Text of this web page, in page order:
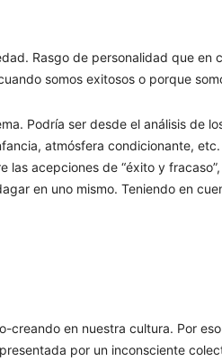
Rasgo de personalidad que en
somos exitosos o porque
Podría ser desde el análisis de
atmósfera condicionante,
acepciones de “éxito y
en uno mismo. Teniendo en
en nuestra cultura. Por
por un inconsciente